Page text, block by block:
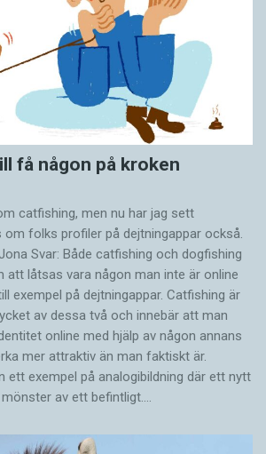
få någon på kroken
catfishing, men nu har jag sett
om folks profiler på dejtningappar också.
Svar: Både catfishing och dogfishing
att låtsas vara någon man inte är online
exempel på dejtningappar. Catfishing är
av dessa två och innebär att man
online med hjälp av någon annans
mer attraktiv än man faktiskt är.
ett exempel på analogibildning där ett nytt
av ett befintligt.…